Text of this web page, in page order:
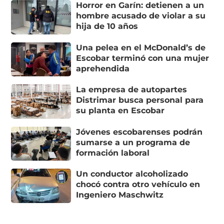
Horror en Garín: detienen a un
hombre acusado de violar a su
hija de 10 años
Una pelea en el McDonald’s de
Escobar terminó con una mujer
aprehendida
La empresa de autopartes
Distrimar busca personal para
su planta en Escobar
Jóvenes escobarenses podrán
sumarse a un programa de
formación laboral
Un conductor alcoholizado
chocó contra otro vehículo en
Ingeniero Maschwitz